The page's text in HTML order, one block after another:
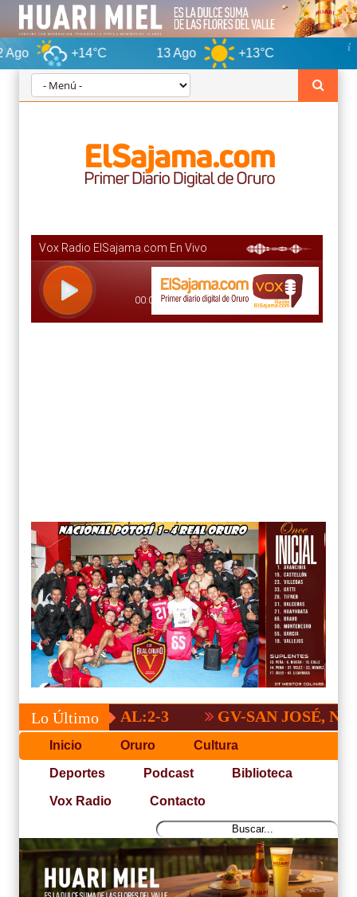
+14°C 13 Ago +13°C
Lo Último 3 GV-SAN JOSÉ, NO PUDO
Inicio Oruro Cultura
Deportes Podcast Biblioteca
Vox Radio Contacto